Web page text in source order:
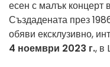
есен с малък концерт
Създадената през
обяви ексклузивно,
4 ноември 2023 г., в